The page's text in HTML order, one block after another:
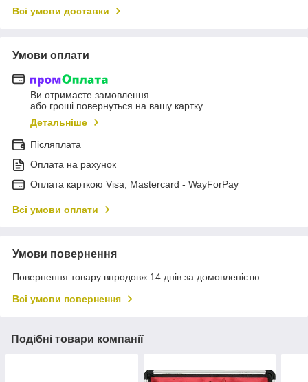
Всі умови доставки
Умови оплати
Ви отримаєте замовлення
або гроші повернуться на вашу картку
Детальніше
Післяплата
Оплата на рахунок
Оплата карткою Visa, Mastercard - WayForPay
Всі умови оплати
Умови повернення
Повернення товару впродовж 14 днів за домовленістю
Всі умови повернення
Подібні товари компанії